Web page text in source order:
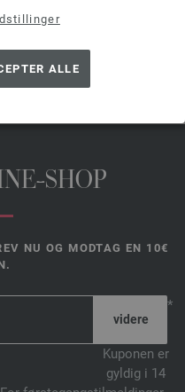
ALLE
SIDE
SHOP
NU OG MODTAG EN 10€
*
Kuponen er
gyldig i 14